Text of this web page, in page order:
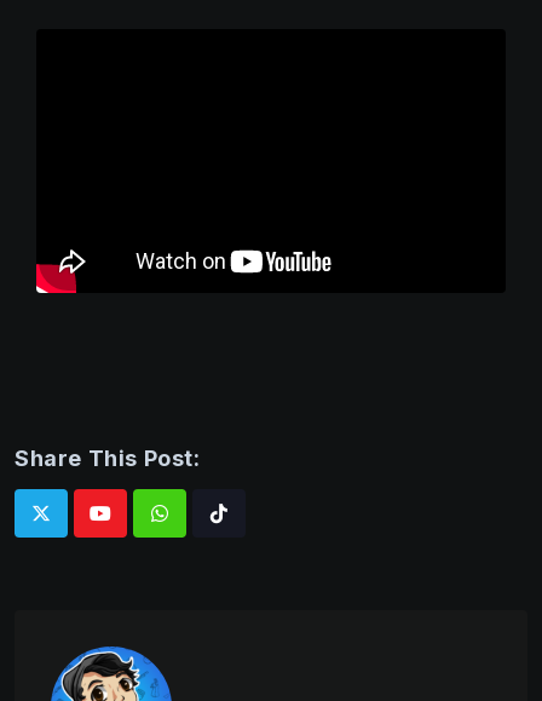
Share This Post:
WhatsappTiktok